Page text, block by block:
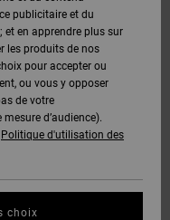
publicitaire et du
et en apprendre plus sur
les produits de nos
pour accepter ou
ou vous y opposer
de votre
d’audience).
Politique d'utilisation des
choix